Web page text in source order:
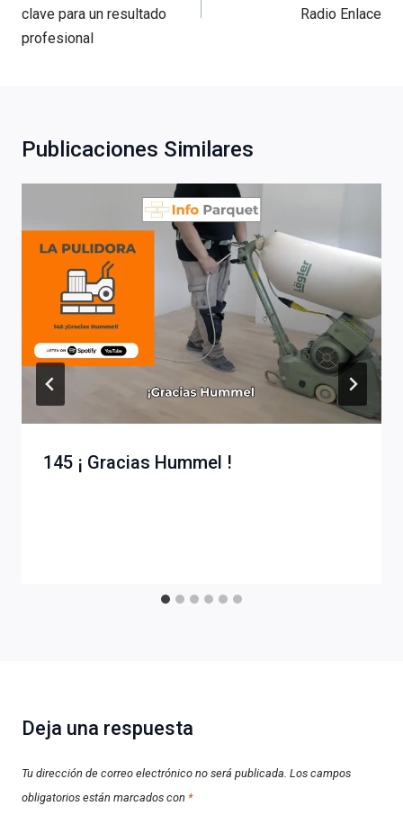
clave para un resultado
profesional
Radio Enlace
Publicaciones Similares
145 ¡ Gracias Hummel !
Deja una respuesta
Tu dirección de correo electrónico no será publicada. Los campos
obligatorios están marcados con *